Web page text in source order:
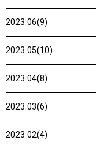
2023.06(9)
2023.05(10)
2023.04(8)
2023.03(6)
2023.02(4)